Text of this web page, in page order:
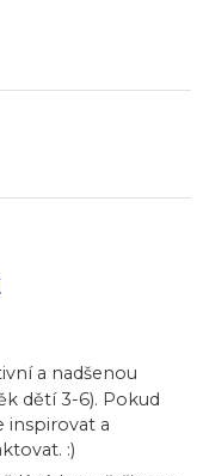
a nadšenou
dětí 3-6). Pokud
inspirovat a
:)